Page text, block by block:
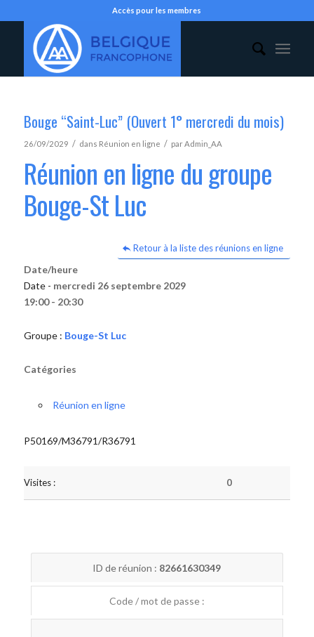
Accès pour les membres
Bouge “Saint-Luc” (Ouvert 1° mercredi du mois)
26/09/2029 / dans Réunion en ligne / parAdmin_AA
Réunion en ligne du groupe
Bouge-St Luc
Retour à la liste des réunions en ligne
Date/heure
Date - mercredi 26 septembre 2029
19:00 - 20:30
Groupe : Bouge-St Luc
Catégories
Réunion en ligne
P50169/M36791/R36791
Visites : 0
ID de réunion : 82661630349
Code / mot de passe :